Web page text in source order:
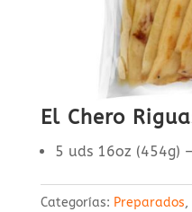
El Chero
5 uds 16oz (454g)
Categorías: Preparados,